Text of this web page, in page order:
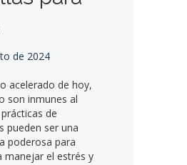
de 2024
acelerado de hoy,
son inmunes al
de
pueden ser una
poderosa para
manejar el estrés y